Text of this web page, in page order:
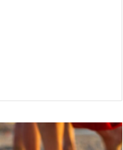
تفسير
رؤية